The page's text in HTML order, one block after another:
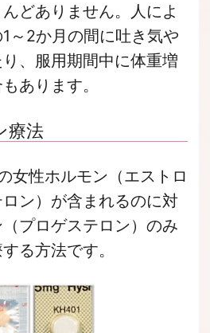
どありません。人によ
～2か月の間に吐き気や
、服用期間中に体重増
あります。
療法
女性ホルモン（エストロ
ン）が含まれるのに対
プロゲステロン）のみ
る方法です。